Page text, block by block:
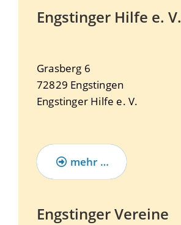
Engstinger Hilfe e. V.
Engstinger Hilfe e. V.
Grasberg 6
72829 Engstingen
mehr …
Engstinger Vereine